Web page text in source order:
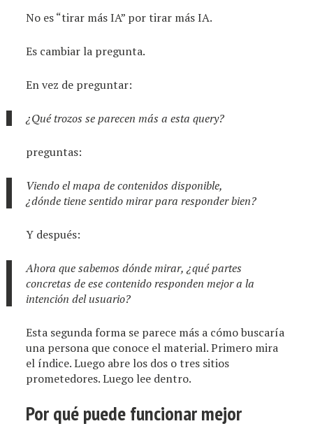
No es “tirar más IA” por tirar más IA.
Es cambiar la pregunta.
En vez de preguntar:
¿Qué trozos se parecen más a esta query?
preguntas:
Viendo el mapa de contenidos disponible,
¿dónde tiene sentido mirar para responder bien?
Y después:
Ahora que sabemos dónde mirar, ¿qué partes
concretas de ese contenido responden mejor a la
intención del usuario?
Esta segunda forma se parece más a cómo buscaría
una persona que conoce el material. Primero mira
el índice. Luego abre los dos o tres sitios
prometedores. Luego lee dentro.
Por qué puede funcionar mejor